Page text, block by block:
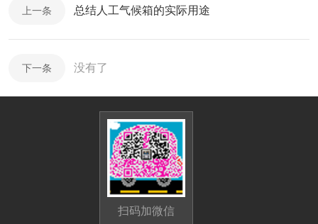
上一条 总结人工气候箱的实际用途
下一条 没有了
扫码加微信